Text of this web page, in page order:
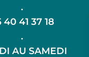
.
40 41 37 18
.
AU SAMEDI